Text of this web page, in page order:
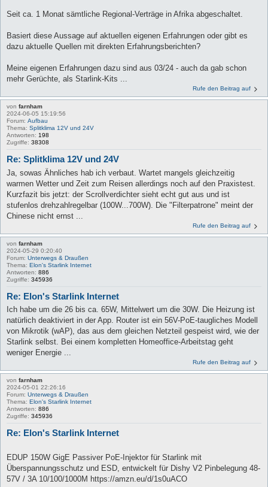
Seit ca. 1 Monat sämtliche Regional-Verträge in Afrika abgeschaltet.
Basiert diese Aussage auf aktuellen eigenen Erfahrungen oder gibt es
dazu aktuelle Quellen mit direkten Erfahrungsberichten?
Meine eigenen Erfahrungen dazu sind aus 03/24 - auch da gab schon
mehr Gerüchte, als Starlink-Kits ...
Rufe den Beitrag auf
von farnham
2024-06-05 15:19:56
Forum: Aufbau
Thema: Splitklima 12V und 24V
Antworten: 198
Zugriffe: 38308
Re: Splitklima 12V und 24V
Ja, sowas Ähnliches hab ich verbaut. Wartet mangels gleichzeitig
warmen Wetter und Zeit zum Reisen allerdings noch auf den Praxistest.
Kurzfazit bis jetzt: der Scrollverdichter sieht echt gut aus und ist
stufenlos drehzahlregelbar (100W...700W). Die "Filterpatrone" meint der
Chinese nicht ernst ...
Rufe den Beitrag auf
von farnham
2024-05-29 0:20:40
Forum: Unterwegs & Draußen
Thema: Elon's Starlink Internet
Antworten: 886
Zugriffe: 345936
Re: Elon's Starlink Internet
Ich habe um die 26 bis ca. 65W, Mittelwert um die 30W. Die Heizung ist
natürlich deaktiviert in der App. Router ist ein 56V-PoE-taugliches Modell
von Mikrotik (wAP), das aus dem gleichen Netzteil gespeist wird, wie der
Starlink selbst. Bei einem kompletten Homeoffice-Arbeitstag geht
weniger Energie ...
Rufe den Beitrag auf
von farnham
2024-05-01 22:26:16
Forum: Unterwegs & Draußen
Thema: Elon's Starlink Internet
Antworten: 886
Zugriffe: 345936
Re: Elon's Starlink Internet
EDUP 150W GigE Passiver PoE-Injektor für Starlink mit
Überspannungsschutz und ESD, entwickelt für Dishy V2 Pinbelegung 48-
57V / 3A 10/100/1000M https://amzn.eu/d/1s0uACO